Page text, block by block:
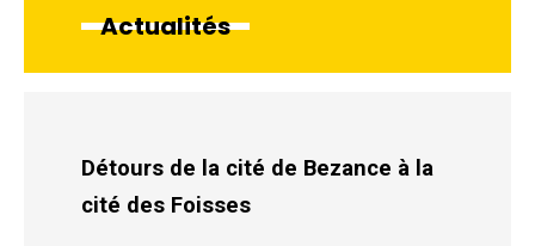
Actualités
Détours de la cité de Bezance à la
cité des Foisses